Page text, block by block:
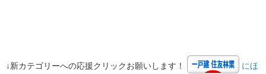
↓新カテゴリーへの応援クリックお願いします！
にほ